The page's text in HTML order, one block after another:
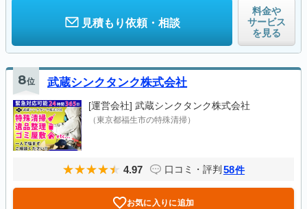
見積もり依頼・相談
料金や
サービス
を見る
8位 武蔵シンクタンク株式会社
[運営会社] 武蔵シンクタンク株式会社
（東京都福生市の特殊清掃）
4.97 口コミ・評判 58件
お気に入りに追加